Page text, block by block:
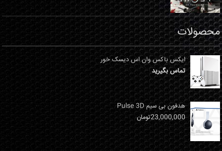
محصولات
ایکس باکس وان اس دیسک خور
تماس بگیرید
هدفون بی سیم Pulse 3D
23,000,000تومان